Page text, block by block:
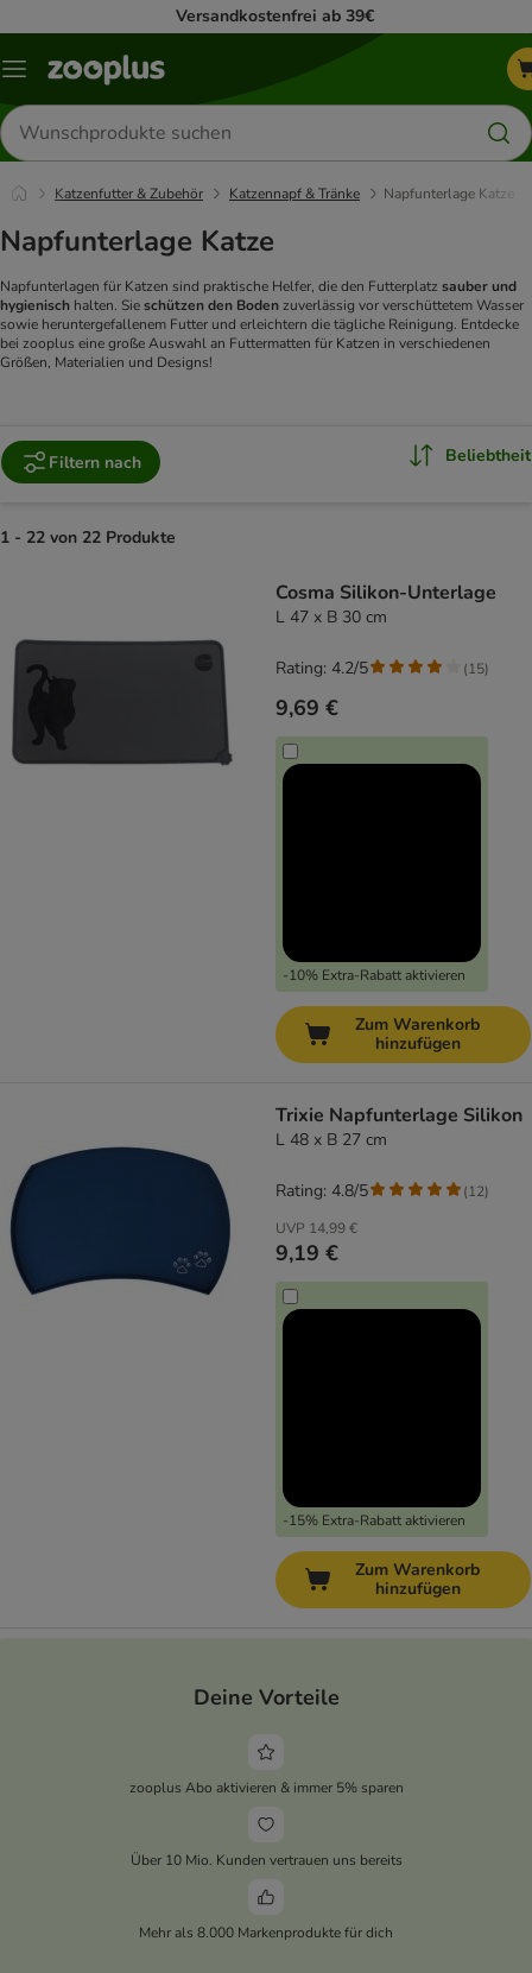
Versandkostenfrei ab 39€
Menü
Produkte
suchen
Katzenfutter & Zubehör Katzennapf & Tränke Napfunterlage Katze
Napfunterlage Katze
Napfunterlagen für Katzen sind praktische Helfer, die den Futterplatz sauber und
hygienisch halten. Sieschützen den Bodenzuverlässig vor verschüttetem Wasser
sowie heruntergefallenem Futter und erleichtern die tägliche Reinigung. Entdecke
bei zooplus eine große Auswahl an Futtermatten für Katzen in verschiedenen
Größen, Materialien und Designs!
Filtern nach Beliebtheit
1 - 22 von 22 Produkte
Cosma Silikon-Unterlage
L 47 x B 30 cm
9,69 €
-10% Extra-Rabatt aktivieren
Rating: 4.2/5 (15)
Zum Warenkorb
hinzufügen
Trixie Napfunterlage Silikon
L 48 x B 27 cm
UVP 14,99 €
9,19 €
-15% Extra-Rabatt aktivieren
Rating: 4.8/5 (12)
Zum Warenkorb
hinzufügen
Deine Vorteile
zooplus Abo aktivieren & immer 5% sparen
Über 10 Mio. Kunden vertrauen uns bereits
Mehr als 8.000 Markenprodukte für dich